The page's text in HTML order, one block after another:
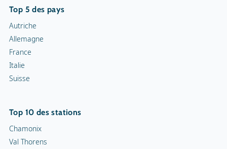
Top 5 des pays
Autriche
Allemagne
France
Italie
Suisse
Top 10 des stations
Chamonix
Val Thorens